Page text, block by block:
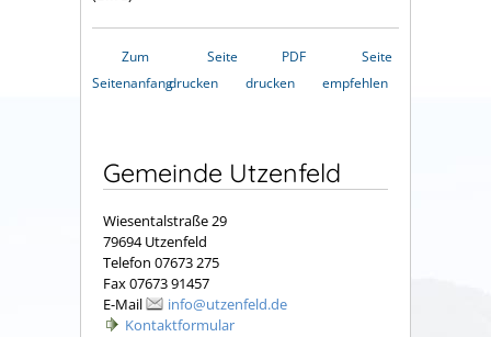
Zum
Seitenanfang
Seite
drucken
PDF
drucken
Seite
empfehlen
Gemeinde Utzenfeld
Wiesentalstraße 29
79694 Utzenfeld
Telefon 07673 275
Fax 07673 91457
E-Mail
info@utzenfeld.de
Kontaktformular